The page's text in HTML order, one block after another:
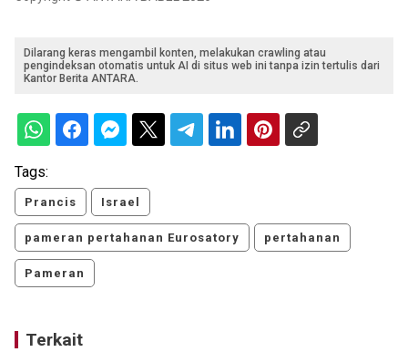
Dilarang keras mengambil konten, melakukan crawling atau
pengindeksan otomatis untuk AI di situs web ini tanpa izin tertulis dari
Kantor Berita ANTARA.
Tags:
Prancis Israel
pameran pertahanan Eurosatory pertahanan
Pameran
Terkait